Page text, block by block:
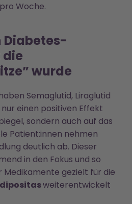
Woche.
Diabetes-
wurde
Semaglutid, Liraglutid
einen positiven Effekt
sondern auch auf das
Patient:innen nehmen
deutlich ab. Dieser
in den Fokus und so
Medikamente gezielt für die
weiterentwickelt